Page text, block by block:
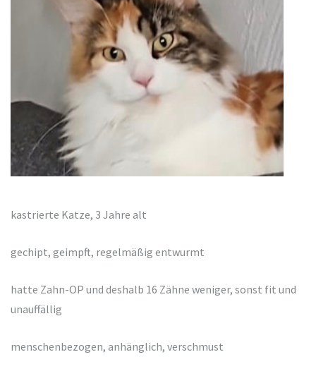
kastrierte Katze, 3 Jahre alt
gechipt, geimpft, regelmäßig entwurmt
hatte Zahn-OP und deshalb 16 Zähne weniger, sonst fit und
unauffällig
menschenbezogen, anhänglich, verschmust